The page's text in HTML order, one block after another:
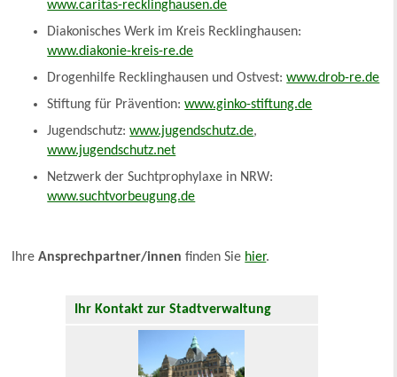
www.caritas-recklinghausen.de
Diakonisches Werk im Kreis Recklinghausen:
www.diakonie-kreis-re.de
Drogenhilfe Recklinghausen und Ostvest:www.drob-re.de
Stiftung für Prävention:www.ginko-stiftung.de
Jugendschutz:www.jugendschutz.de,
www.jugendschutz.net
Netzwerk der Suchtprophylaxe in NRW:
www.suchtvorbeugung.de
IhreAnsprechpartner/innenfinden Sie hier.
Ihr Kontakt zur Stadtverwaltung